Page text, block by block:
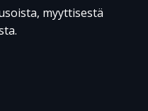
myyttisestä